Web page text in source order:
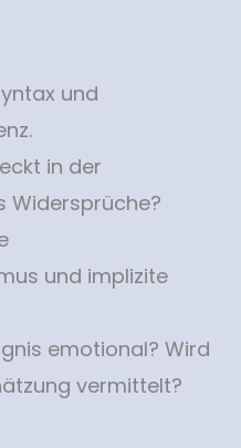
und
in der
Widersprüche?
und implizite
emotional? Wird
vermittelt?